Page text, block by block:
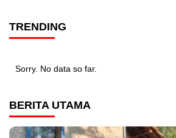
TRENDING
Sorry. No data so far.
BERITA UTAMA